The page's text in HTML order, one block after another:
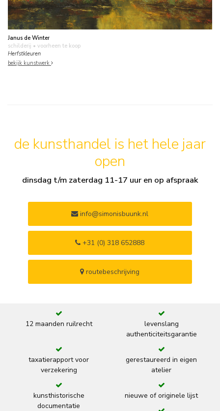
Janus de Winter
schilderij • voorheen te koop
Herfstkleuren
bekijk kunstwerk
de kunsthandel is het hele jaar
open
dinsdag t/m zaterdag 11-17 uur en op afspraak
info@simonisbuunk.nl
+31 (0) 318 652888
routebeschrijving
12 maanden ruilrecht
levenslang
authenticiteitsgarantie
taxatierapport voor
verzekering
gerestaureerd in eigen
atelier
kunsthistorische
documentatie
nieuwe of originele lijst